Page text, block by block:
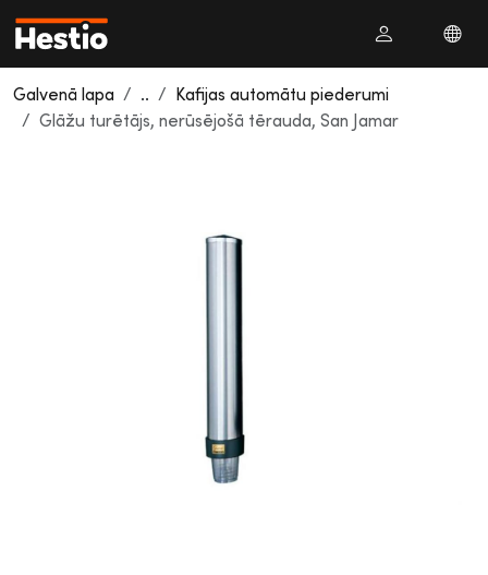
Galvenā lapa ..
Kafijas automātu piederumi
Glāžu turētājs, nerūsējošā tērauda, San Jamar